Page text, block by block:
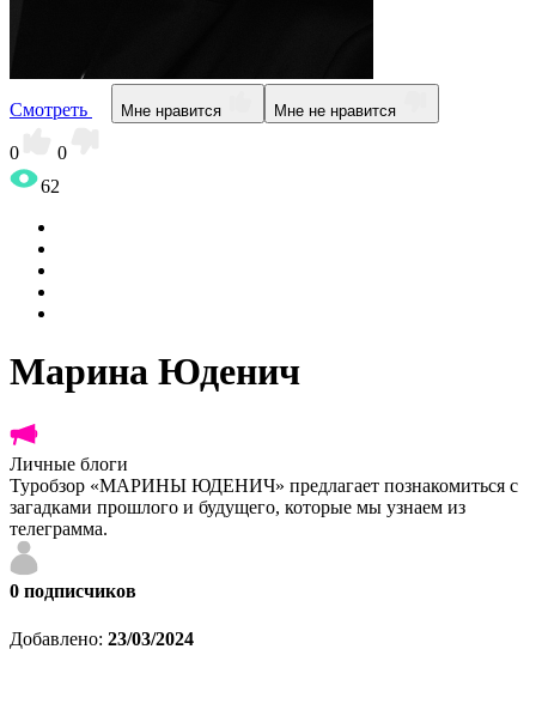
Смотреть Мне нравится Мне не нравится
0
0
62
Марина Юденич
Личные блоги
Туробзор «МАРИНЫ ЮДЕНИЧ» предлагает познакомиться с
загадками прошлого и будущего, которые мы узнаем из
телеграмма.
0 подписчиков
Добавлено: 23/03/2024